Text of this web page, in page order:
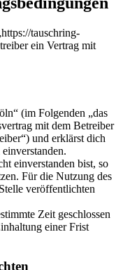
tauschring-
ein Vertrag mit
(im Folgenden „das
mit dem Betreiber
und erklärst dich
einverstanden bist, so
Für die Nutzung des
veröffentlichten
Zeit geschlossen
einer Frist